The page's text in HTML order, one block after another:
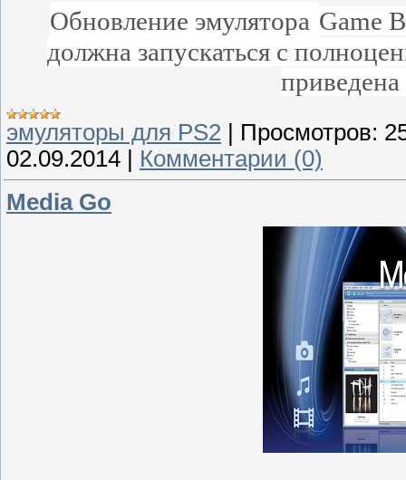
Обновление эмулятора Game
должна запускаться с
эмуляторы для PS2 | Просмотров:
02.09.2014 | Комментарии (0)
Media Go